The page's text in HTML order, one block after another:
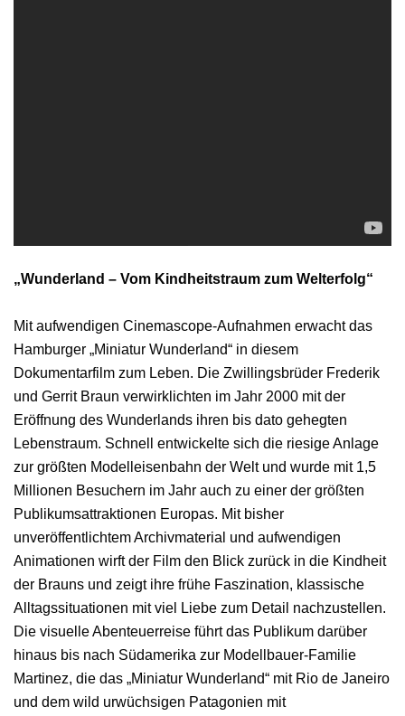
„Wunderland – Vom Kindheitstraum zum Welterfolg“
Mit aufwendigen Cinemascope-Aufnahmen erwacht das
Hamburger „Miniatur Wunderland“ in diesem
Dokumentarfilm zum Leben. Die Zwillingsbrüder Frederik
und Gerrit Braun verwirklichten im Jahr 2000 mit der
Eröffnung des Wunderlands ihren bis dato gehegten
Lebenstraum. Schnell entwickelte sich die riesige Anlage
zur größten Modelleisenbahn der Welt und wurde mit 1,5
Millionen Besuchern im Jahr auch zu einer der größten
Publikumsattraktionen Europas. Mit bisher
unveröffentlichtem Archivmaterial und aufwendigen
Animationen wirft der Film den Blick zurück in die Kindheit
der Brauns und zeigt ihre frühe Faszination, klassische
Alltagssituationen mit viel Liebe zum Detail nachzustellen.
Die visuelle Abenteuerreise führt das Publikum darüber
hinaus bis nach Südamerika zur Modellbauer-Familie
Martinez, die das „Miniatur Wunderland“ mit Rio de Janeiro
und dem wild urwüchsigen Patagonien mit